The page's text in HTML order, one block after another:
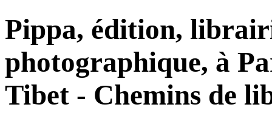
Pippa, édition,
photographique, à
Tibet - Chemins de